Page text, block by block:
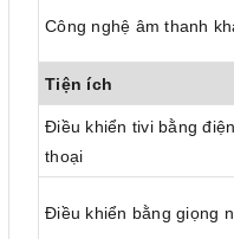
Công nghệ âm thanh
Tiện ích
Điều khiển tivi bằng điện
thoại
Điều khiển bằng giọng